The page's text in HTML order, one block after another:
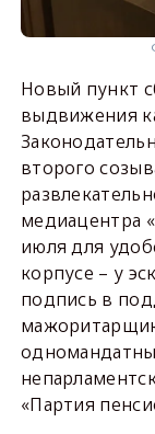
Новый пункт
выдвижения
второго
медиацентра
июля для
корпусе – у
подпись в
«Партия